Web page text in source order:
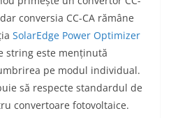
conversia CC-CA rămâne
SolarEdge Power Optimizer
string este menținută
pe modul individual.
să respecte standardul de
convertoare fotovoltaice.